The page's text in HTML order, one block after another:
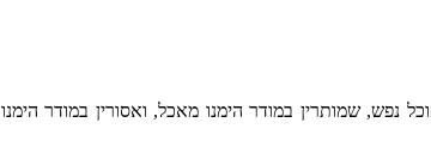
נפש, שמותרין במודר הימנו מאכל, ואסורין במודר הימנו